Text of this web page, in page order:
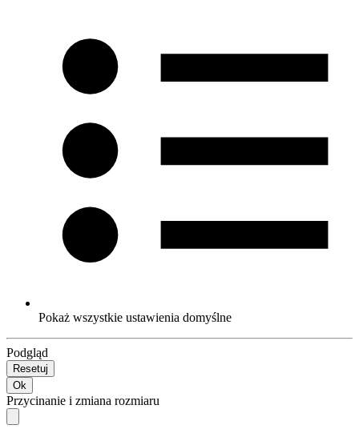
Pokaż wszystkie ustawienia domyślne
Podgląd
Resetuj
Ok
Przycinanie i zmiana rozmiaru